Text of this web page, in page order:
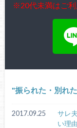
※20代未満はご利
振られた・別れ
2017.09.25
サレ
い理